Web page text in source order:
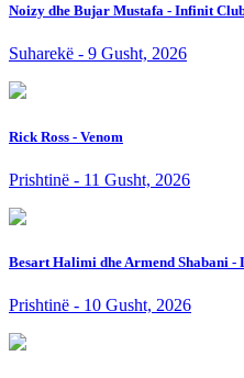
Noizy dhe Bujar Mustafa - Infinit
Suharekë - 9 Gusht, 2026
Rick Ross - Venom
Prishtinë - 11 Gusht, 2026
Besart Halimi dhe Armend Shabani -
Prishtinë - 10 Gusht, 2026